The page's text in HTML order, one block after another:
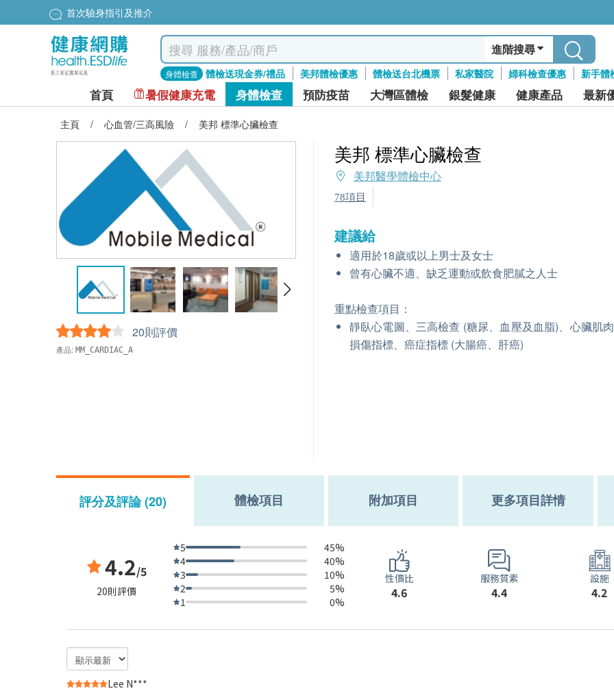
首次驗身指引及推介
進階搜尋
身體檢查 體檢送現金券/禮品 美邦體檢優惠 體檢送台北機票 私家醫院 婦科檢查優惠 新手體
首頁 暑假健康充電 身體檢查 預防疫苗 大灣區體檢 銀髮健康 健康產品 最新
主頁 / 心血管/三高風險 / 美邦 標準心臟檢查
20則評價
產品: MM_CARDIAC_A
美邦 標準心臟檢查
美邦醫學體檢中心
78項目
建議給
適用於18歲或以上男士及女士
曾有心臟不適、缺乏運動或飲食肥膩之人士
重點檢查項目：
靜臥心電圖、三高檢查 (糖尿、血壓及血脂)、心臟肌
損傷指標、癌症指標 (大腸癌、肝癌)
評分及評論 (20) 體檢項目 附加項目 更多項目詳情
4.2/5
20則評價
5
45%
4
40%
3
10%
2
5%
1
0%
性價比
4.6
服務質素
4.4
設施
4.2
Lee N***